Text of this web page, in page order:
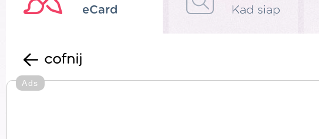
eCard Kad siap
cofnij
Ads